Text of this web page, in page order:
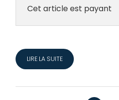
Cet article est payant
LIRE LA SUITE